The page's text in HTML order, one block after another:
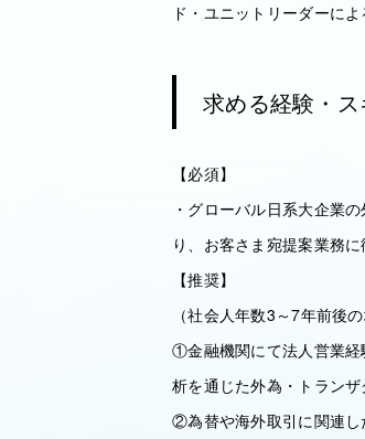
ド・ユニットリーダーに
求める経験・
【必須】
・グローバル日系大企業
り、お客さま宛提案業務に
【推奨】
（社会人年数3～7年前後の
①金融機関にて法人営業経
析を通じた外為・トラン
②為替や海外取引に関連し